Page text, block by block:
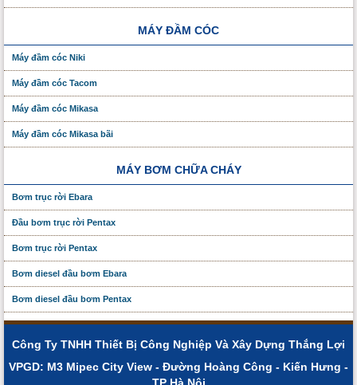
MÁY ĐẦM CÓC
Máy đầm cóc Niki
Máy đầm cóc Tacom
Máy đầm cóc Mikasa
Máy đầm cóc Mikasa bãi
MÁY BƠM CHỮA CHÁY
Bơm trục rời Ebara
Đầu bơm trục rời Pentax
Bơm trục rời Pentax
Bơm diesel đầu bơm Ebara
Bơm diesel đầu bơm Pentax
Công Ty TNHH Thiết Bị Công Nghiệp Và Xây Dựng Thắng Lợi
VPGD: M3 Mipec City View - Đường Hoàng Công - Kiến Hưng -